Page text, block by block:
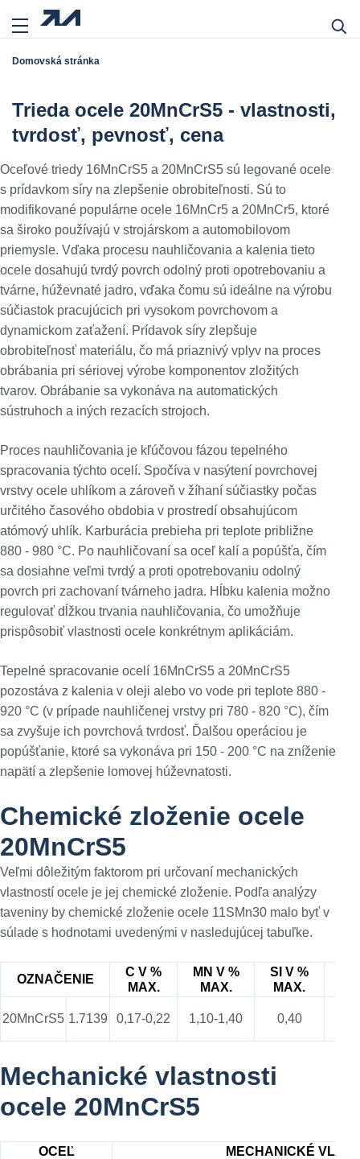
Domovská stránka
Trieda ocele 20MnCrS5 - vlastnosti,
tvrdosť, pevnosť, cena
Oceľové triedy 16MnCrS5 a 20MnCrS5 sú legované ocele
s prídavkom síry na zlepšenie obrobiteľnosti. Sú to
modifikované populárne ocele 16MnCr5 a 20MnCr5, ktoré
sa široko používajú v strojárskom a automobilovom
priemysle. Vďaka procesu nauhličovania a kalenia tieto
ocele dosahujú tvrdý povrch odolný proti opotrebovaniu a
tvárne, húževnaté jadro, vďaka čomu sú ideálne na výrobu
súčiastok pracujúcich pri vysokom povrchovom a
dynamickom zaťažení. Prídavok síry zlepšuje
obrobiteľnosť materiálu, čo má priaznivý vplyv na proces
obrábania pri sériovej výrobe komponentov zložitých
tvarov. Obrábanie sa vykonáva na automatických
sústruhoch a iných rezacích strojoch.
Proces nauhličovania je kľúčovou fázou tepelného
spracovania týchto ocelí. Spočíva v nasýtení povrchovej
vrstvy ocele uhlíkom a zároveň v žíhaní súčiastky počas
určitého časového obdobia v prostredí obsahujúcom
atómový uhlík. Karburácia prebieha pri teplote približne
880 - 980 °C. Po nauhličovaní sa oceľ kalí a popúšťa, čím
sa dosiahne veľmi tvrdý a proti opotrebovaniu odolný
povrch pri zachovaní tvárneho jadra. Hĺbku kalenia možno
regulovať dĺžkou trvania nauhličovania, čo umožňuje
prispôsobiť vlastnosti ocele konkrétnym aplikáciám.
Tepelné spracovanie ocelí 16MnCrS5 a 20MnCrS5
pozostáva z kalenia v oleji alebo vo vode pri teplote 880 -
920 °C (v prípade nauhličenej vrstvy pri 780 - 820 °C), čím
sa zvyšuje ich povrchová tvrdosť. Ďalšou operáciou je
popúšťanie, ktoré sa vykonáva pri 150 - 200 °C na zníženie
napätí a zlepšenie lomovej húževnatosti.
Chemické zloženie ocele
20MnCrS5
Veľmi dôležitým faktorom pri určovaní mechanických
vlastností ocele je jej chemické zloženie. Podľa analýzy
taveniny by chemické zloženie ocele 11SMn30 malo byť v
súlade s hodnotami uvedenými v nasledujúcej tabuľke.
OZNAČENIE
C V %
MAX.
MN V %
MAX.
SI V %
MAX.
20MnCrS5 1.7139 0,17-0,22 1,10-1,40 0,40
Mechanické vlastnosti
ocele 20MnCrS5
OCEĽ
MECHANICKÉ